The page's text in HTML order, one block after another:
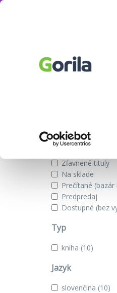
Knihy
Zobraziť iba
Zľavnené tituly
Na sklade
Prečítané (bazár
Predpredaj
Dostupné (bez
Typ
kniha (10)
Jazyk
slovenčina (10)